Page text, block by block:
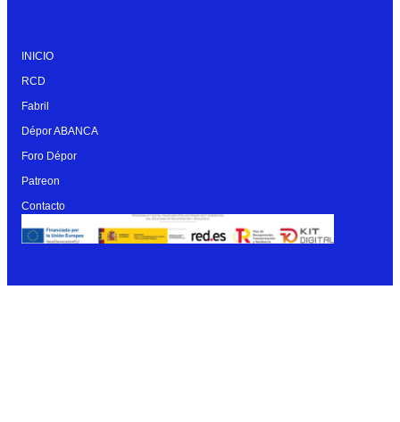
INICIO
RCD
Fabril
Dépor ABANCA
Foro Dépor
Patreon
Contacto